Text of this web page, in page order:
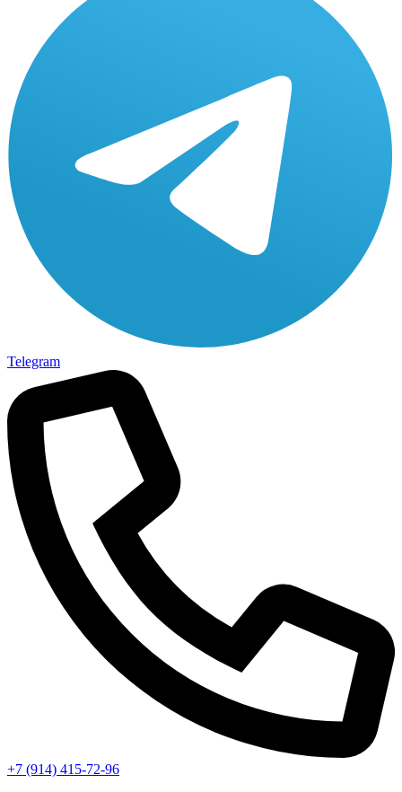
Telegram
+7 (914) 415-72-96